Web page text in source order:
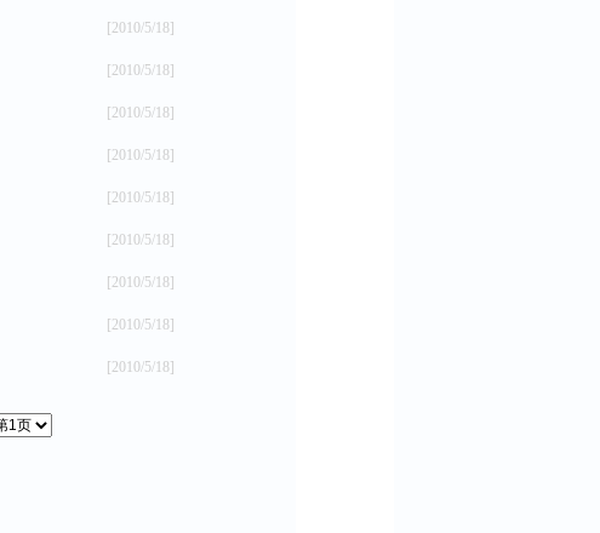
[2010/5/18]
[2010/5/18]
[2010/5/18]
[2010/5/18]
[2010/5/18]
[2010/5/18]
[2010/5/18]
[2010/5/18]
[2010/5/18]